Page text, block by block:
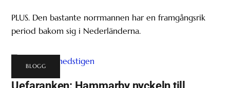
PLUS. Den bastante norrmannen har en framgångsrik
period bakom sig i Nederländerna.
BLOGG
Uefaranken: Hammarby nyckeln till